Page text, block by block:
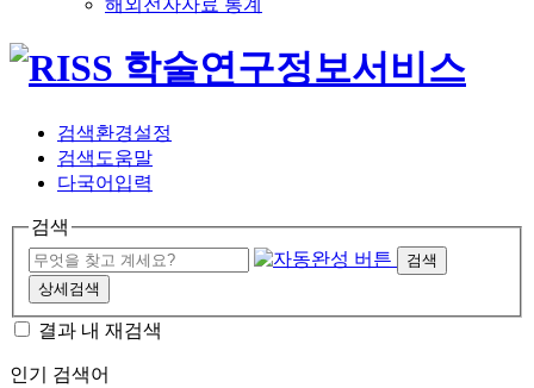
해외전자자료 통계
검색환경설정
검색도움말
다국어입력
검색
검색
상세검색
결과 내 재검색
인기 검색어